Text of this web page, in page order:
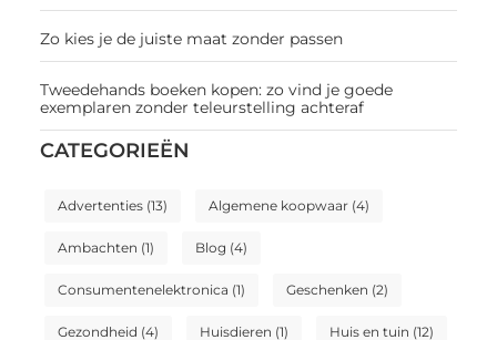
Zo kies je de juiste maat zonder passen
Tweedehands boeken kopen: zo vind je goede
exemplaren zonder teleurstelling achteraf
CATEGORIEËN
Advertenties(13) Algemene koopwaar(4)
Ambachten (1) Blog (4)
Consumentenelektronica (1) Geschenken (2)
Gezondheid (4) Huisdieren (1) Huis en tuin (12)